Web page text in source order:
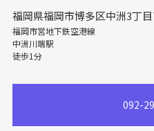
福岡県福岡市博多区中洲3丁
福岡市営地下鉄空港線
中洲川端駅
徒歩1分
092-